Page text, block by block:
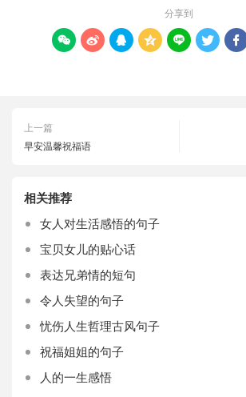
分享到
      
上一篇
早安温馨祝福语
相关推荐
女人对生活感悟的句子
宝贝女儿的贴心话
表达兄弟情的短句
令人失望的句子
忧伤人生哲理古风句子
祝福姐姐的句子
人的一生感悟